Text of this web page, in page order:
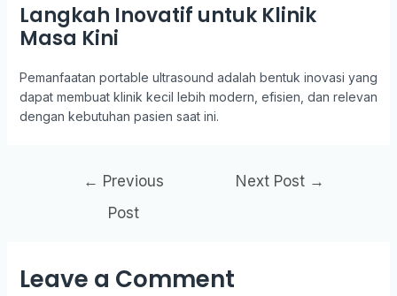
Langkah Inovatif untuk Klinik
Masa Kini
Pemanfaatan portable ultrasound adalah bentuk inovasi yang
dapat membuat klinik kecil lebih modern, efisien, dan relevan
dengan kebutuhan pasien saat ini.
← Previous
Post
Next Post →
Leave a Comment